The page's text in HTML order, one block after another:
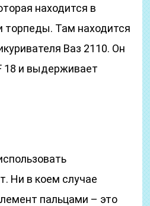
находится в
торпеды. Там находится
Ваз 2110. Он
18 и выдерживает
Ни в коем случае
пальцами – это